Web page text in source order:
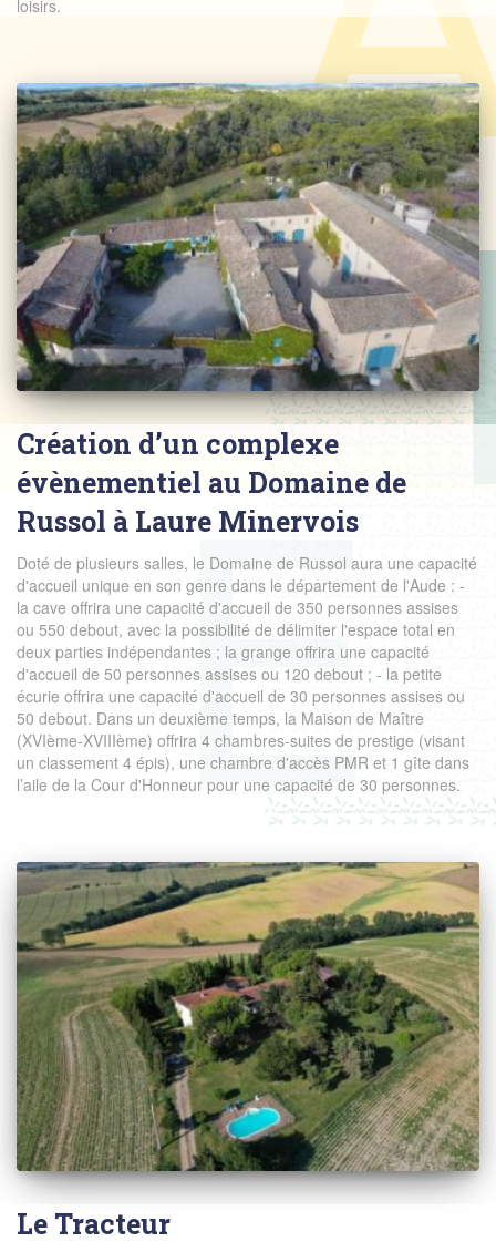
loisirs.
Création d’un complexe
évènementiel au Domaine de
Russol à Laure Minervois
Doté de plusieurs salles, le Domaine de Russol aura une capacité
d'accueil unique en son genre dans le département de l'Aude : -
la cave offrira une capacité d'accueil de 350 personnes assises
ou 550 debout, avec la possibilité de délimiter l'espace total en
deux parties indépendantes ; la grange offrira une capacité
d'accueil de 50 personnes assises ou 120 debout ; - la petite
écurie offrira une capacité d'accueil de 30 personnes assises ou
50 debout. Dans un deuxième temps, la Maison de Maître
(XVIème-XVIIIème) offrira 4 chambres-suites de prestige (visant
un classement 4 épis), une chambre d'accès PMR et 1 gîte dans
l’aile de la Cour d'Honneur pour une capacité de 30 personnes.
Le Tracteur